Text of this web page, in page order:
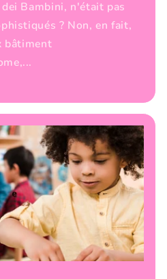
Bambini, n'était pas
? Non, en fait,
bâtiment